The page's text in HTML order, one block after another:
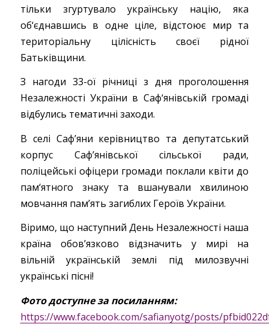
тільки згуртувало українську націю, яка
об‘єднавшись в одне ціле, відстоює мир та
територіальну цілісність своєї рідної
Батьківщини.
З нагоди 33-ої річниці з дня проголошення
Незалежності України в Саф‘янівській громаді
відбулись тематичні заходи.
В селі Сафʼяни керівництво та депутатський
корпус Сафʼянівської сільської ради,
поліцейські офіцери громади поклали квіти до
пам‘ятного знаку та вшанували хвилиною
мовчання пам’ять загиблих Героїв України.
Віримо, що наступний День Незалежності наша
країна обовʼязково відзначить у мирі на
вільній українській землі під милозвучні
українські пісні!
Фото доступне за посиланням:
https://www.facebook.com/safianyotg/posts/